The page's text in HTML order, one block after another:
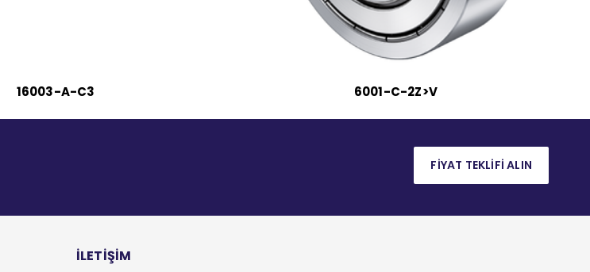
16003-A-C3 6001-C-2Z>V
FİYAT TEKLİFİ ALIN
İLETİŞİM